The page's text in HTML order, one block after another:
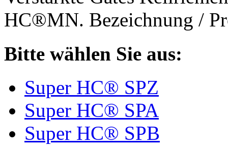
HC®MN. Bezeichnung /
Bitte wählen Sie aus:
Super HC® SPZ
Super HC® SPA
Super HC® SPB